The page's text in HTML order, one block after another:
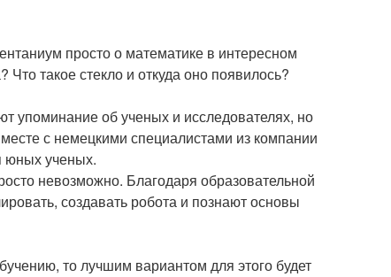
просто о математике в интересном
такое стекло и откуда оно появилось?
упоминание об ученых и исследователях, но
с немецкими специалистами из компании
юных ученых.
невозможно. Благодаря образовательной
создавать робота и познают основы
то лучшим вариантом для этого будет